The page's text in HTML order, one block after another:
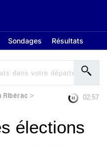
Sondages Résultats
Ribérac > 02:56
élections